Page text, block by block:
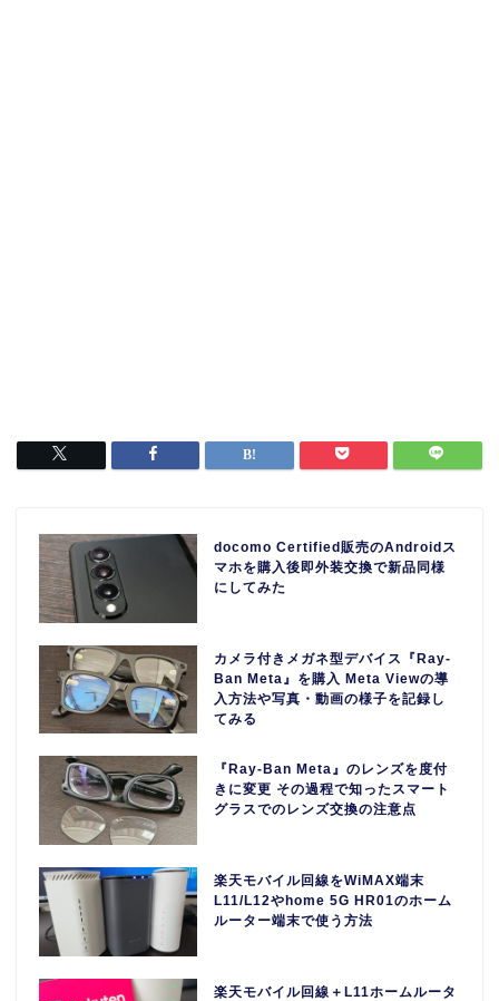
docomo Certified販売のAndroidス
マホを購入後即外装交換で新品同様
にしてみた
カメラ付きメガネ型デバイス『Ray-
Ban Meta』を購入 Meta Viewの導
入方法や写真・動画の様子を記録し
てみる
『Ray-Ban Meta』のレンズを度付
きに変更 その過程で知ったスマート
グラスでのレンズ交換の注意点
楽天モバイル回線をWiMAX端末
L11/L12やhome 5G HR01のホーム
ルーター端末で使う方法
楽天モバイル回線＋L11ホームルータ